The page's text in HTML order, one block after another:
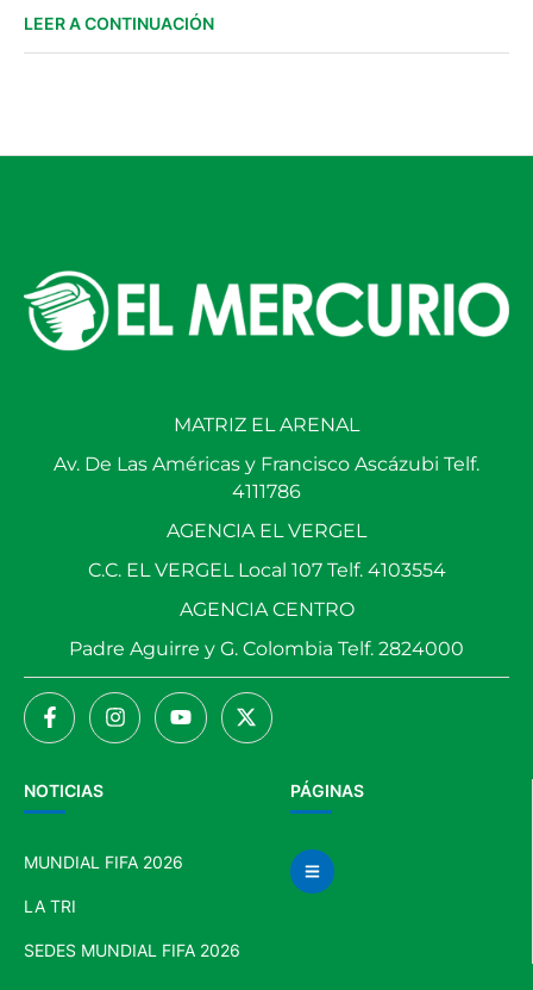
LEER A CONTINUACIÓN
PÁGINAS
NOTICIAS
MUNDIAL FIFA 2026
LA TRI
SEDES MUNDIAL FIFA 2026
MATRIZ EL ARENAL
Av. De Las Américas y Francisco Ascázubi Telf.
4111786
AGENCIA EL VERGEL
C.C. EL VERGEL Local 107 Telf. 4103554
AGENCIA CENTRO
Padre Aguirre y G. Colombia Telf. 2824000